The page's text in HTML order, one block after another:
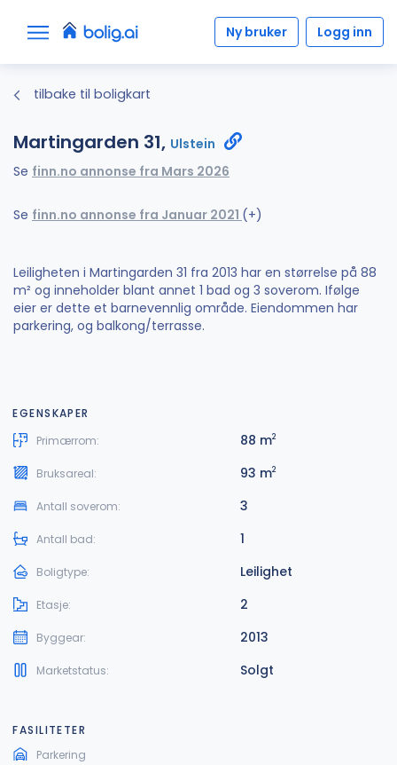
Ny bruker Logg inn
tilbake til boligkart
Martingarden 31, Ulstein
Se finn.no annonse fra Mars 2026
Se finn.no annonse fra Januar 2021 (+)
Leiligheten i Martingarden 31 fra 2013 har en størrelse på 88
m² og inneholder blant annet 1 bad og 3 soverom. Ifølge
eier er dette et barnevennlig område. Eiendommen har
parkering, og balkong/terrasse.
EGENSKAPER
Primærrom:
88 m2
Bruksareal: 93 m2
Antall soverom: 3
Antall bad: 1
Boligtype: Leilighet
Etasje: 2
Byggear: 2013
Marketstatus: Solgt
FASILITETER
Parkering